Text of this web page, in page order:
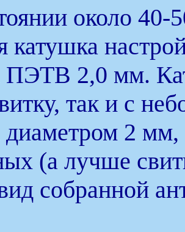
около
катушка
ПЭТВ 2,0 мм.
так и с
диаметром 2 мм,
(а лучше
собранной